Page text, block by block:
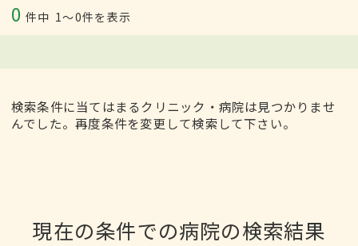
0 件中 1〜0件を表示
検索条件に当てはまるクリニック・病院は見つかりませ
んでした。再度条件を変更して検索して下さい。
現在の条件での病院の検索結果